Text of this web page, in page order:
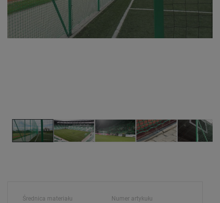
Średnica materiału Numer artykułu